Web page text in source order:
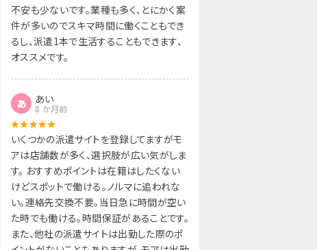
不安も少ないです。業種も多く、とにかく案
件が多いのでスキマ時間に働くこともでき
るし、派遣1本で生活することもできます、
オススメです。
あ あい
8 か月前
いくつかの派遣サイトを登録してますがモ
アは店舗数が多く、選択肢が広い気がしま
す。 おすすめポイントは在籍はしたくない
けどスポットで働ける。ノルマに追われな
い。連絡先交換不要。当日急に時間が空い
た時でも働ける。時間保証があることです。
また、他社の派遣サイトは出勤した際のポ